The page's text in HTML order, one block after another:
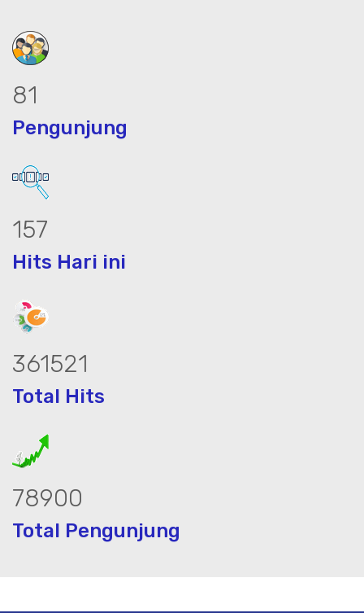
103
Pengunjung
200
Hits Hari ini
465423
Total Hits
101576
Total Pengunjung